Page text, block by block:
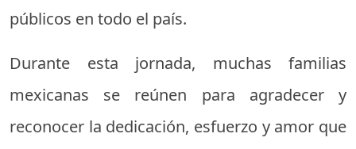
públicos en todo el país.
Durante esta jornada, muchas familias
mexicanas se reúnen para agradecer y
reconocer la dedicación, esfuerzo y amor que